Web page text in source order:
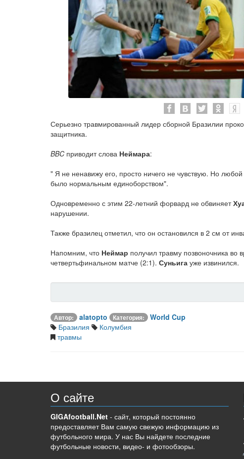
Серьезно травмированный лидер сборной Бразилии
защитника.
BBC приводит слова Неймара:
" Я не ненавижу его, просто ничего не чувствую. Но
было нормальным единоборством".
Одновременно с этим 22-летний форвард не обвиняет
нарушении.
Также бразилец отметил, что он остановился в 2 см от
Напомним, что Неймар получил травму позвоночника во
четвертьфинальном матче (2:1). Суньига уже извинился.
Автор: alatopto Категория:
World Cup
Бразилия
Колумбия
травмы
О сайте
GIGAfootball.Net - сайт, который постоянно
предоставляет Вам самую свежую информацию из
футбольного мира. У нас Вы найдете последние
футбольные новости, видео- и фотообзоры.